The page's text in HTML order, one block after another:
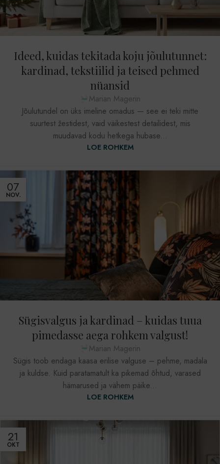
Ideed, kuidas tekitada koju jõulutunnet:
kardinad, tekstiilid ja teised pehmed
nüansid
Marian Magerin
Jõulutundel on üks imeline omadus — see ei teki mitte
suurtest žestidest, vaid väikestest detailidest, mis
muudavad kodu hetkega hubase...
LOE ROHKEM
07
NOV.
Sügisvalgus ja kardinad – kuidas tuua
pimedasse aega rohkem valgust!
Marian Magerin
Sügis toob endaga kaasa erilise valguse – pehme, madala
ja kuldse. Kuid paratamatult ka pikemad õhtud, varased
hämarused ja vähem päike...
LOE ROHKEM
21
OKT